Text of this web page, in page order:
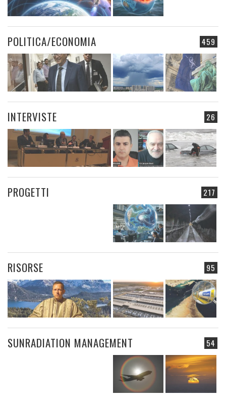
459
POLITICA/ECONOMIA
26
INTERVISTE
217
PROGETTI
95
RISORSE
54
SUNRADIATION MANAGEMENT